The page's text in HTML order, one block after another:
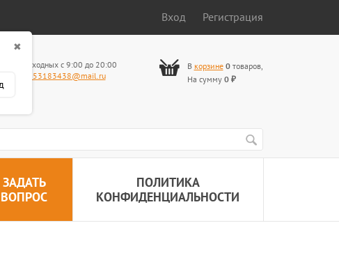
✖
Вход Регистрация
без выходных с 9:00 до 20:00
89653183438@mail.ru
В корзине 0товаров,
На сумму 0 ₽
ЗАДАТЬ
ВОПРОС
ПОЛИТИКА
КОНФИДЕНЦИАЛЬНОСТИ